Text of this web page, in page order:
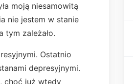
moją niesamowitą
nie jestem w stanie
tym zależało.
Ostatnio
depresyjnymi.
choć już wtedy